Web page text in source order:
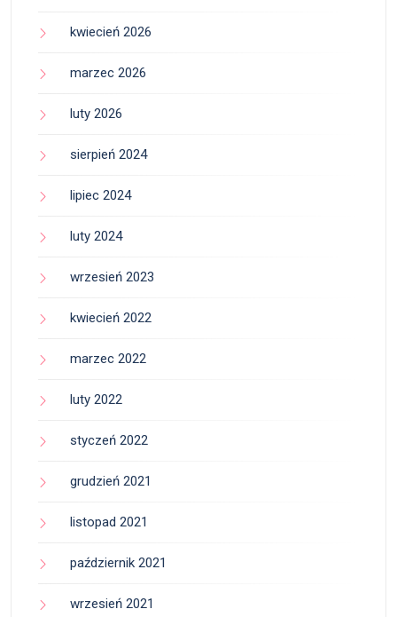
kwiecień 2026
marzec 2026
luty 2026
sierpień 2024
lipiec 2024
luty 2024
wrzesień 2023
kwiecień 2022
marzec 2022
luty 2022
styczeń 2022
grudzień 2021
listopad 2021
październik 2021
wrzesień 2021